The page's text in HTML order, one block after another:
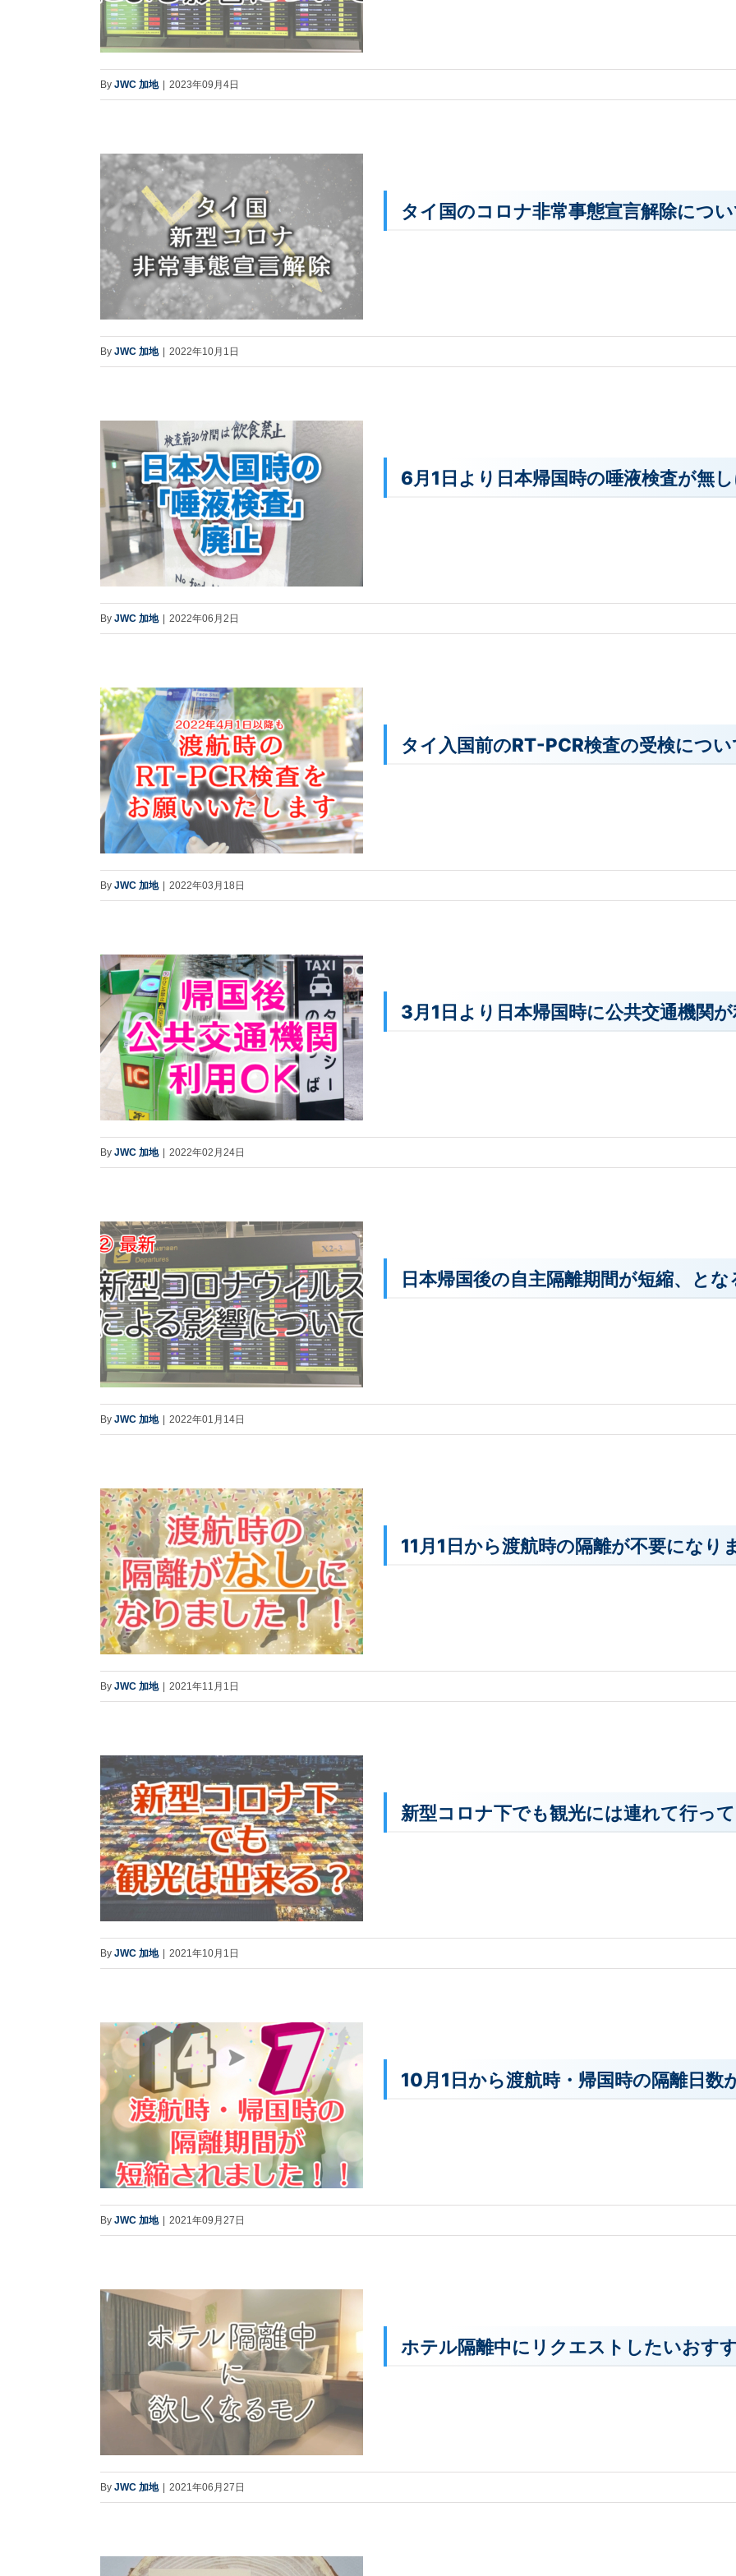
By JWC 加地 2023年09月4日
タイ国のコロナ非常事態宣言解除につ
By JWC 加地 2022年10月1日
6月1日より日本帰国時の唾液検査が無
By JWC 加地 2022年06月2日
タイ入国前のRT-PCR検査の受検につ
By JWC 加地 2022年03月18日
3月1日より日本帰国時に公共交通機関
By JWC 加地 2022年02月24日
日本帰国後の自主隔離期間が短縮、と
By JWC 加地 2022年01月14日
11月1日から渡航時の隔離が不要になり
By JWC 加地 2021年11月1日
新型コロナ下でも観光には連れて行っ
By JWC 加地 2021年10月1日
10月1日から渡航時・帰国時の隔離日数
By JWC 加地 2021年09月27日
ホテル隔離中にリクエストしたいおす
By JWC 加地 2021年06月27日